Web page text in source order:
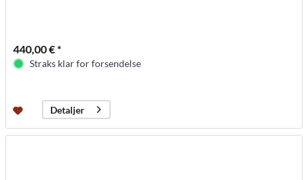
440,00 € *
Straks klar for forsendelse
Detaljer